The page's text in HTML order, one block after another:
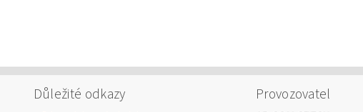
Důležité odkazy Provozovatel